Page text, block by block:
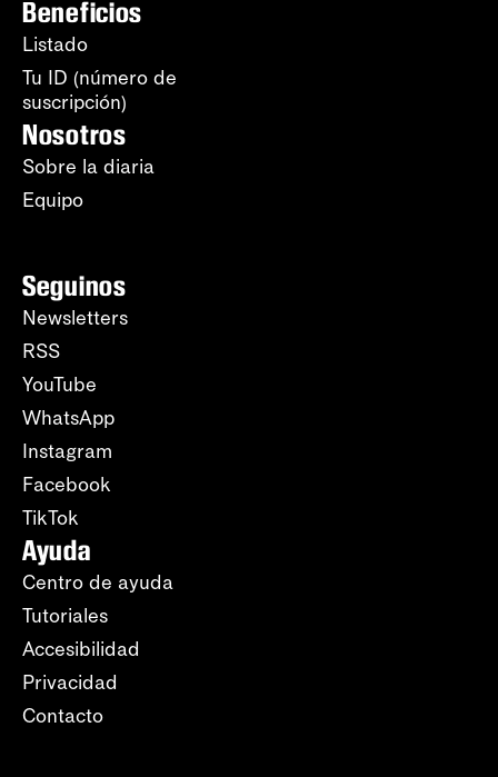
Beneficios
Listado
Tu ID (número de
suscripción)
Nosotros
Sobre la diaria
Equipo
Seguinos
Newsletters
RSS
YouTube
WhatsApp
Instagram
Facebook
TikTok
Ayuda
Centro de ayuda
Tutoriales
Accesibilidad
Privacidad
Contacto